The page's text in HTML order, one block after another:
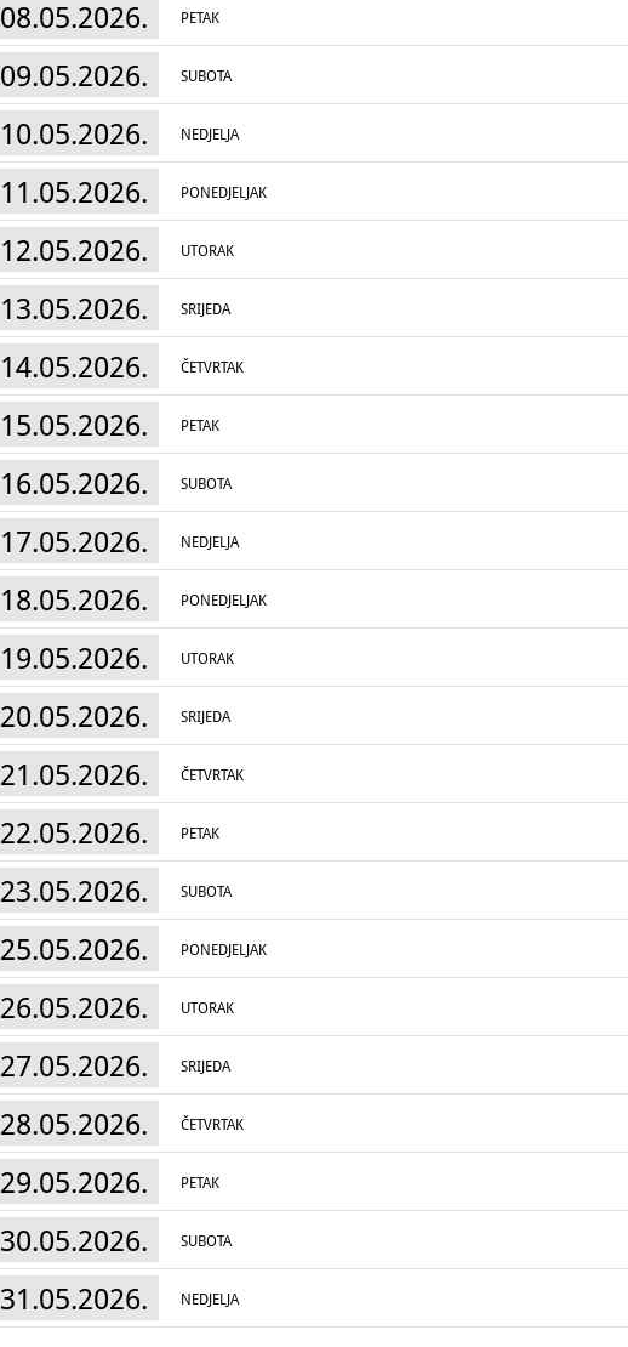
08.05.2026. PETAK
09.05.2026. SUBOTA
10.05.2026. NEDJELJA
11.05.2026. PONEDJELJAK
12.05.2026. UTORAK
13.05.2026. SRIJEDA
14.05.2026. ČETVRTAK
15.05.2026. PETAK
16.05.2026. SUBOTA
17.05.2026. NEDJELJA
18.05.2026. PONEDJELJAK
19.05.2026. UTORAK
20.05.2026. SRIJEDA
21.05.2026. ČETVRTAK
22.05.2026. PETAK
23.05.2026. SUBOTA
25.05.2026. PONEDJELJAK
26.05.2026. UTORAK
27.05.2026. SRIJEDA
28.05.2026. ČETVRTAK
29.05.2026. PETAK
30.05.2026. SUBOTA
31.05.2026. NEDJELJA